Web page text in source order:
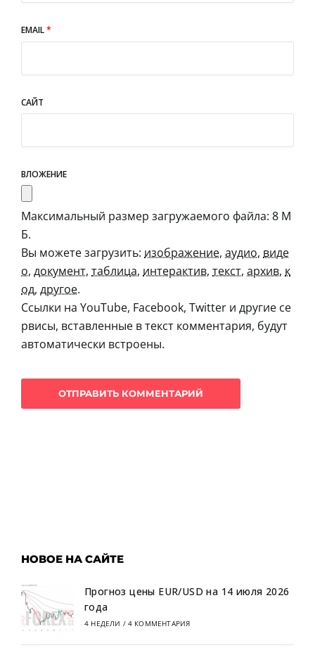
EMAIL*
САЙТ
ВЛОЖЕНИЕ
Максимальный размер загружаемого файла: 8 М
Б.
Вы можете загрузить: изображение, аудио, виде
о, документ, таблица, интерактив, текст, архив, к
од, другое.
Ссылки на YouTube, Facebook, Twitter и другие се
рвисы, вставленные в текст комментария, будут
автоматически встроены.
НОВОЕ НА САЙТЕ
Прогноз цены EUR/USD на 14 июля 2026
года
4 НЕДЕЛИ / 4 КОММЕНТАРИЯ